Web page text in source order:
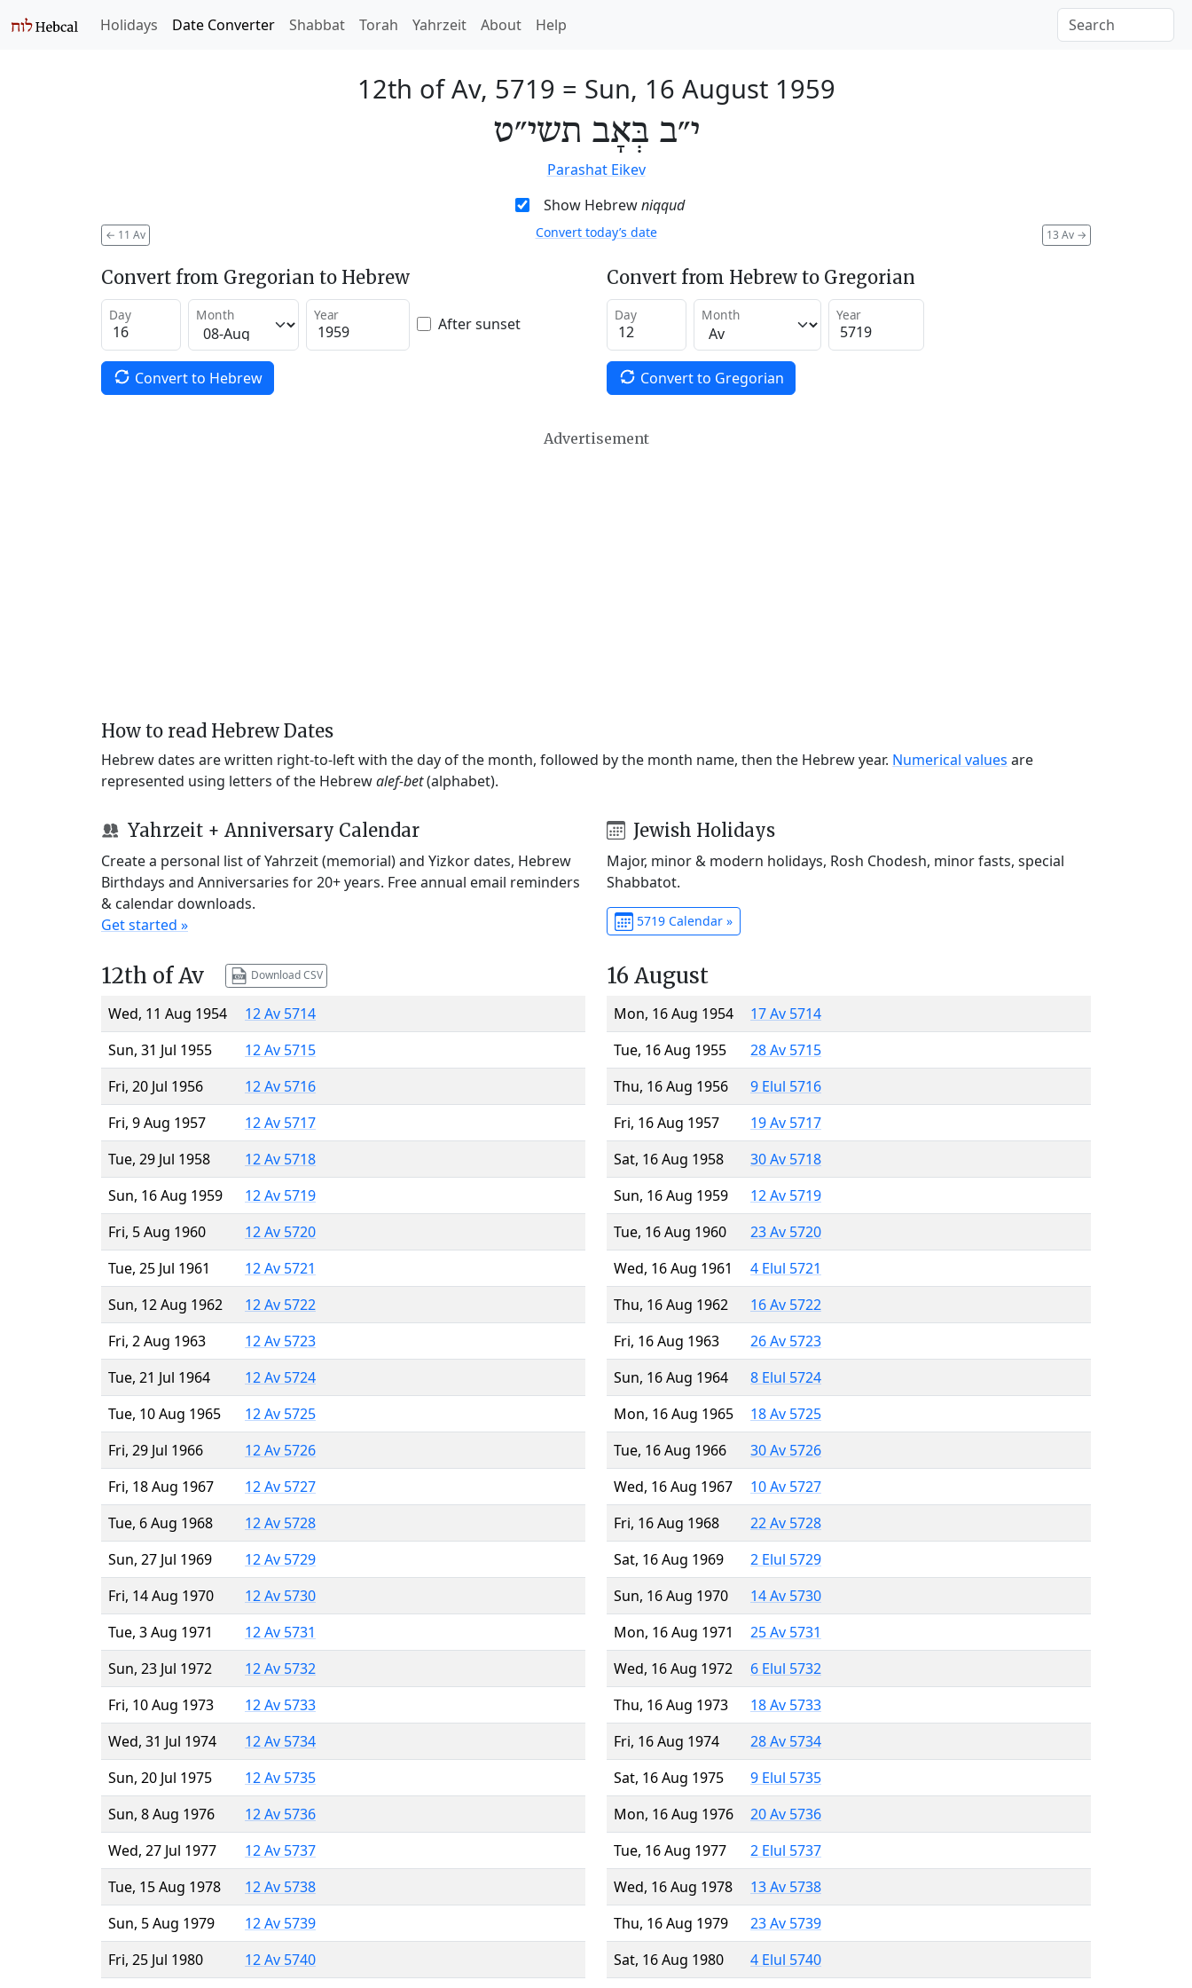
Holidays Date Converter Shabbat Torah Yahrzeit About Help
12th of Av, 5719 = Sun, 16 August 1959
י״ב בְּאָב תשי״ט
Parashat Eikev
Show Hebrewniqqud
← 11 Av 13 Av →
Convert today’s date
Convert from Gregorian to Hebrew
Day Month Year After sunset
Convert to Hebrew
Convert from Hebrew to Gregorian
Day Month Year
Convert to Gregorian
Advertisement
How to read Hebrew Dates
Hebrew dates are written right-to-left with the day of the month, followed by the month name, then the Hebrew year. Numerical values are
represented using letters of the Hebrewalef-bet(alphabet).
Yahrzeit + Anniversary Calendar
Create a personal list of Yahrzeit (memorial) and Yizkor dates, Hebrew
Birthdays and Anniversaries for 20+ years. Free annual email reminders
& calendar downloads.
Get started »
Jewish Holidays
Major, minor & modern holidays, Rosh Chodesh, minor fasts, special
Shabbatot.
5719 Calendar »
12th of Av Download CSV
Wed, 11 Aug 1954
12 Av 5714
Sun, 31 Jul 1955
12 Av 5715
Fri, 20 Jul 1956
12 Av 5716
Fri, 9 Aug 1957
12 Av 5717
Tue, 29 Jul 1958
12 Av 5718
Sun, 16 Aug 1959
12 Av 5719
Fri, 5 Aug 1960
12 Av 5720
Tue, 25 Jul 1961
12 Av 5721
Sun, 12 Aug 1962
12 Av 5722
Fri, 2 Aug 1963
12 Av 5723
Tue, 21 Jul 1964
12 Av 5724
Tue, 10 Aug 1965
12 Av 5725
Fri, 29 Jul 1966
12 Av 5726
Fri, 18 Aug 1967
12 Av 5727
Tue, 6 Aug 1968
12 Av 5728
Sun, 27 Jul 1969
12 Av 5729
Fri, 14 Aug 1970
12 Av 5730
Tue, 3 Aug 1971
12 Av 5731
Sun, 23 Jul 1972
12 Av 5732
Fri, 10 Aug 1973
12 Av 5733
Wed, 31 Jul 1974
12 Av 5734
Sun, 20 Jul 1975
12 Av 5735
Sun, 8 Aug 1976
12 Av 5736
Wed, 27 Jul 1977
12 Av 5737
Tue, 15 Aug 1978
12 Av 5738
Sun, 5 Aug 1979
12 Av 5739
Fri, 25 Jul 1980
12 Av 5740
16 August
Mon, 16 Aug 1954
17 Av 5714
Tue, 16 Aug 1955
28 Av 5715
Thu, 16 Aug 1956
9 Elul 5716
Fri, 16 Aug 1957
19 Av 5717
Sat, 16 Aug 1958
30 Av 5718
Sun, 16 Aug 1959
12 Av 5719
Tue, 16 Aug 1960
23 Av 5720
Wed, 16 Aug 1961
4 Elul 5721
Thu, 16 Aug 1962
16 Av 5722
Fri, 16 Aug 1963
26 Av 5723
Sun, 16 Aug 1964
8 Elul 5724
Mon, 16 Aug 1965
18 Av 5725
Tue, 16 Aug 1966
30 Av 5726
Wed, 16 Aug 1967
10 Av 5727
Fri, 16 Aug 1968
22 Av 5728
Sat, 16 Aug 1969
2 Elul 5729
Sun, 16 Aug 1970
14 Av 5730
Mon, 16 Aug 1971
25 Av 5731
Wed, 16 Aug 1972
6 Elul 5732
Thu, 16 Aug 1973
18 Av 5733
Fri, 16 Aug 1974
28 Av 5734
Sat, 16 Aug 1975
9 Elul 5735
Mon, 16 Aug 1976
20 Av 5736
Tue, 16 Aug 1977
2 Elul 5737
Wed, 16 Aug 1978
13 Av 5738
Thu, 16 Aug 1979
23 Av 5739
Sat, 16 Aug 1980
4 Elul 5740